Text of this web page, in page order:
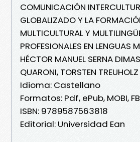
COMUNICACIÓN
GLOBALIZADO Y LA
MULTICULTURAL Y
PROFESIONALES EN LENGUAS
HÉCTOR MANUEL SERNA
QUARONI, TORSTEN TREUHOLZ
Idioma: Castellano
Formatos: Pdf, ePub, MOBI,
ISBN: 9789587563818
Editorial: Universidad Ean